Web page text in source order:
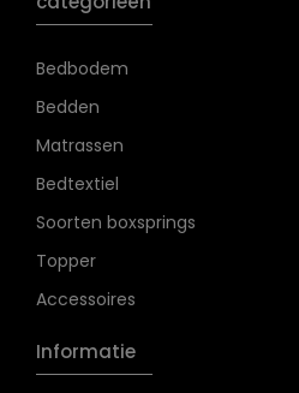
Bedbodem
Bedden
Matrassen
Bedtextiel
Soorten boxsprings
Topper
Accessoires
Informatie